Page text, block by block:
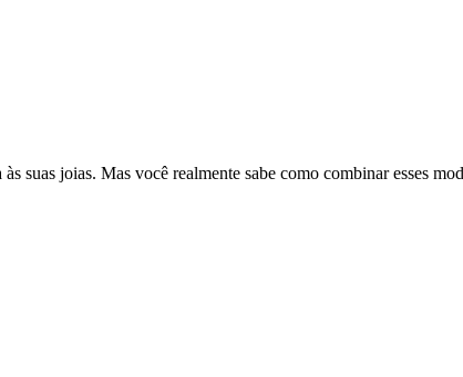
suas joias. Mas você realmente sabe como combinar esses